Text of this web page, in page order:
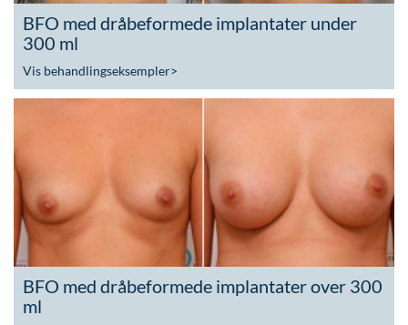
BFO med dråbeformede implantater under
300 ml
Vis behandlingseksempler>
BFO med dråbeformede implantater over 300
ml